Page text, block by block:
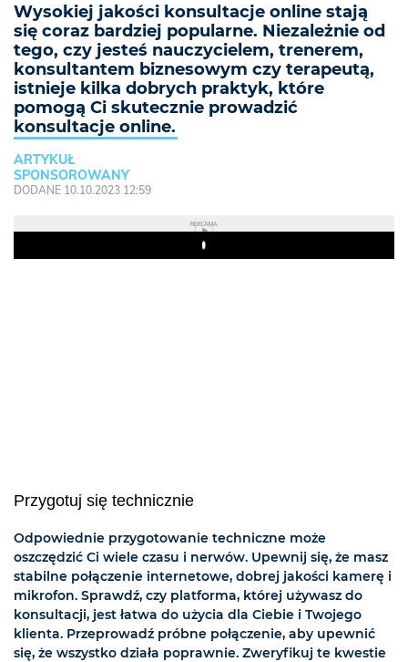
Wysokiej jakości konsultacje online stają
się coraz bardziej popularne. Niezależnie od
tego, czy jesteś nauczycielem, trenerem,
konsultantem biznesowym czy terapeutą,
istnieje kilka dobrych praktyk, które
pomogą Ci skutecznie prowadzić
konsultacje online.
ARTYKUŁ
SPONSOROWANY
DODANE 10.10.2023 12:59
REKLAMA
Play
Przygotuj się technicznie
Odpowiednie przygotowanie techniczne może
oszczędzić Ci wiele czasu i nerwów. Upewnij się, że masz
stabilne połączenie internetowe, dobrej jakości kamerę i
mikrofon. Sprawdź, czy platforma, której używasz do
konsultacji, jest łatwa do użycia dla Ciebie i Twojego
klienta. Przeprowadź próbne połączenie, aby upewnić
się, że wszystko działa poprawnie. Zweryfikuj te kwestie